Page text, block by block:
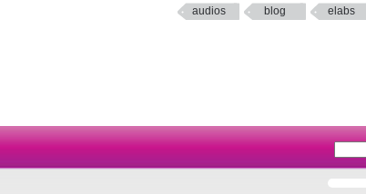
audios blog elabs